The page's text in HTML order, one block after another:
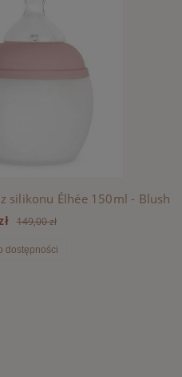
silikonu Élhée 150ml - Blush
149,00 zł
dostępności